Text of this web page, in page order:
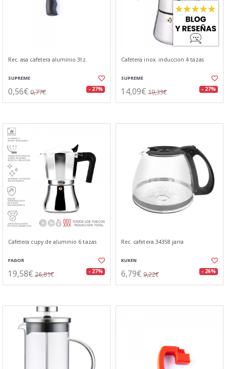
Rec. asa cafetera aluminio 3tz.
SUPREME
0,56€ 0,77€ - 27%
Cafetera inox. induccion 4 tazas
SUPREME
14,09€ 19,33€ - 27%
Cafetera cupy de aluminio 6 tazas
FAGOR
19,58€ 26,81€ - 27%
Rec. cafetera 34358 jarra
KUKEN
6,79€ 9,22€ - 26%